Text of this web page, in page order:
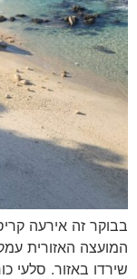
בבוקר זה אירעה
המועצה האזורית
שירדו באזור. סלעי